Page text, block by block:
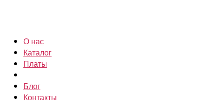
О нас
Каталог
Платы
Блог
Контакты